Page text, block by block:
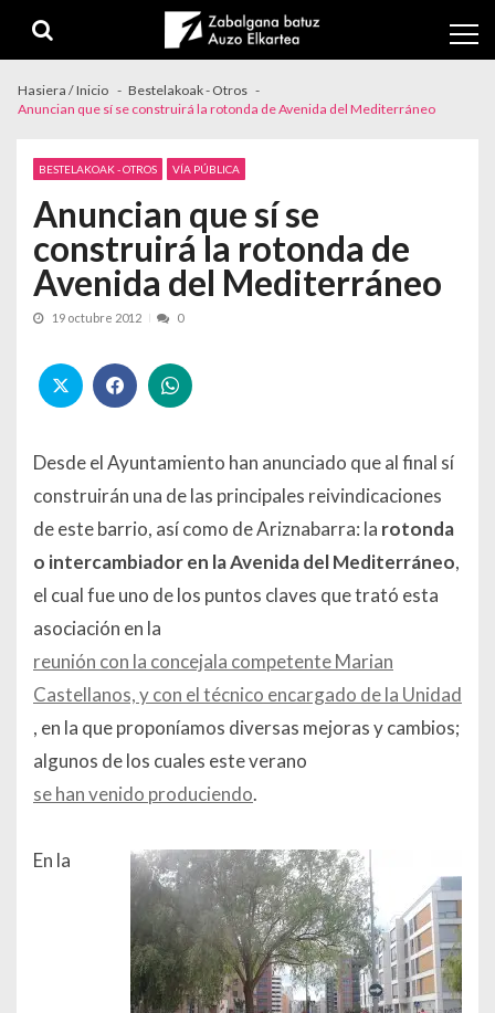
Hasiera / Inicio
Bestelakoak - Otros
Anuncian que sí se construirá la rotonda de Avenida del Mediterráneo
BESTELAKOAK - OTROS VÍA PÚBLICA
Anuncian que sí se
construirá la rotonda de
Avenida del Mediterráneo
19 octubre 2012 0
Desde el Ayuntamiento han anunciado que al final sí
construirán una de las principales reivindicaciones
de este barrio, así como de Ariznabarra: la rotonda
o intercambiador en la Avenida del Mediterráneo,
el cual fue uno de los puntos claves que trató esta
asociación en la
reunión con la concejala competente Marian
Castellanos, y con el técnico encargado de la Unidad
, en la que proponíamos diversas mejoras y cambios;
algunos de los cuales este verano
se han venido produciendo.
En la